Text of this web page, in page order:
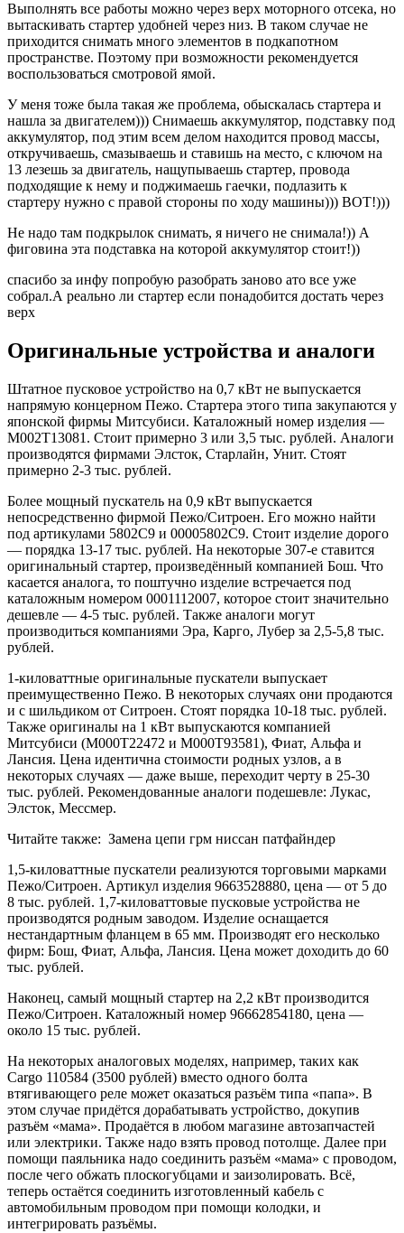
Выполнять все работы можно через верх моторного отсека, но
вытаскивать стартер удобней через низ. В таком случае не
приходится снимать много элементов в подкапотном
пространстве. Поэтому при возможности рекомендуется
воспользоваться смотровой ямой.
У меня тоже была такая же проблема, обыскалась стартера и
нашла за двигателем))) Снимаешь аккумулятор, подставку под
аккумулятор, под этим всем делом находится провод массы,
откручиваешь, смазываешь и ставишь на место, с ключом на
13 лезешь за двигатель, нащупываешь стартер, провода
подходящие к нему и поджимаешь гаечки, подлазить к
стартеру нужно с правой стороны по ходу машины))) ВОТ!)))
Не надо там подкрылок снимать, я ничего не снимала!)) А
фиговина эта подставка на которой аккумулятор стоит!))
спасибо за инфу попробую разобрать заново ато все уже
собрал.А реально ли стартер если понадобится достать через
верх
Оригинальные устройства и аналоги
Штатное пусковое устройство на 0,7 кВт не выпускается
напрямую концерном Пежо. Стартера этого типа закупаются у
японской фирмы Митсубиси. Каталожный номер изделия —
M002T13081. Стоит примерно 3 или 3,5 тыс. рублей. Аналоги
производятся фирмами Элсток, Старлайн, Унит. Стоят
примерно 2-3 тыс. рублей.
Более мощный пускатель на 0,9 кВт выпускается
непосредственно фирмой Пежо/Ситроен. Его можно найти
под артикулами 5802C9 и 00005802C9. Стоит изделие дорого
— порядка 13-17 тыс. рублей. На некоторые 307-е ставится
оригинальный стартер, произведённый компанией Бош. Что
касается аналога, то поштучно изделие встречается под
каталожным номером 0001112007, которое стоит значительно
дешевле — 4-5 тыс. рублей. Также аналоги могут
производиться компаниями Эра, Карго, Лубер за 2,5-5,8 тыс.
рублей.
1-киловаттные оригинальные пускатели выпускает
преимущественно Пежо. В некоторых случаях они продаются
и с шильдиком от Ситроен. Стоят порядка 10-18 тыс. рублей.
Также оригиналы на 1 кВт выпускаются компанией
Митсубиси (M000T22472 и M000T93581), Фиат, Альфа и
Лансия. Цена идентична стоимости родных узлов, а в
некоторых случаях — даже выше, переходит черту в 25-30
тыс. рублей. Рекомендованные аналоги подешевле: Лукас,
Элсток, Мессмер.
Читайте также: Замена цепи грм ниссан патфайндер
1,5-киловаттные пускатели реализуются торговыми марками
Пежо/Ситроен. Артикул изделия 9663528880, цена — от 5 до
8 тыс. рублей. 1,7-киловаттовые пусковые устройства не
производятся родным заводом. Изделие оснащается
нестандартным фланцем в 65 мм. Производят его несколько
фирм: Бош, Фиат, Альфа, Лансия. Цена может доходить до 60
тыс. рублей.
Наконец, самый мощный стартер на 2,2 кВт производится
Пежо/Ситроен. Каталожный номер 96662854180, цена —
около 15 тыс. рублей.
На некоторых аналоговых моделях, например, таких как
Cargo 110584 (3500 рублей) вместо одного болта
втягивающего реле может оказаться разъём типа «папа». В
этом случае придётся дорабатывать устройство, докупив
разъём «мама». Продаётся в любом магазине автозапчастей
или электрики. Также надо взять провод потолще. Далее при
помощи паяльника надо соединить разъём «мама» с проводом,
после чего обжать плоскогубцами и заизолировать. Всё,
теперь остаётся соединить изготовленный кабель с
автомобильным проводом при помощи колодки, и
интегрировать разъёмы.